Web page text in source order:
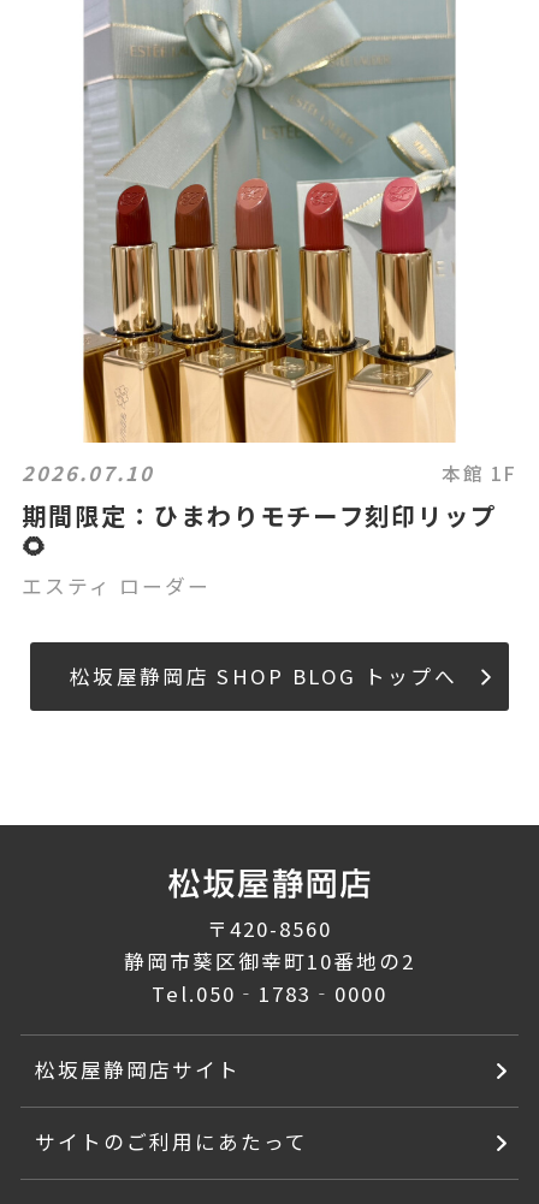
2026.07.10 本館 1F
期間限定：ひまわりモチーフ刻印リップ
🌻
エスティ ローダー
松坂屋静岡店 SHOP BLOG トップへ
〒420-8560
静岡市葵区御幸町10番地の2
Tel.050‐1783‐0000
松坂屋静岡店サイト
サイトのご利用にあたって